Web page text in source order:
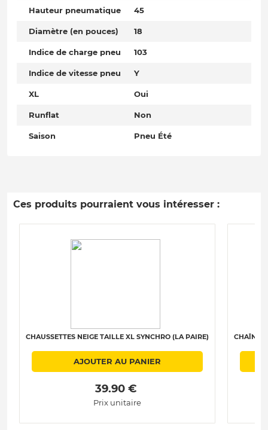
Hauteur pneumatique 45
Diamètre (en pouces) 18
Indice de charge pneu 103
Indice de vitesse pneu Y
XL Oui
Runflat Non
Saison Pneu Été
Ces produits pourraient vous intéresser :
CHAUSSETTES NEIGE TAILLE XL SYNCHRO (LA PAIRE)
AJOUTER AU PANIER
39.90 €
Prix unitaire
CHAÎNES